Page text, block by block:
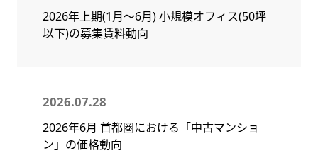
2026年上期(1月～6月) 小規模オフィス(50坪
以下)の募集賃料動向
2026.07.28
2026年6月 首都圏における「中古マンショ
ン」の価格動向